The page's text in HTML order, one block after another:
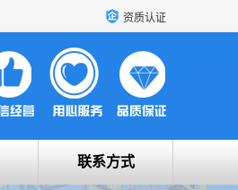
资质认证
联系方式